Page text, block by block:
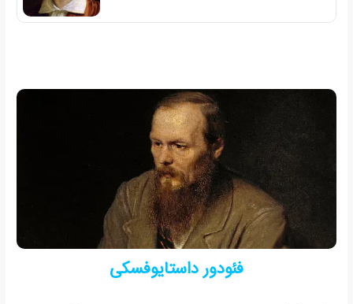
فئودور داستایوفسکی